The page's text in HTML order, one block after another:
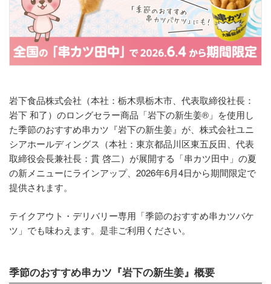
岩下食品株式会社（本社：栃木県栃木市、代表取締役社長：
岩下 和了）のロングセラー商品「岩下の新生姜®」を使用し
た季節のおすすめ串カツ『岩下の新生姜』が、株式会社ユニ
シアホールディングス（本社：東京都品川区東五反田、代表
取締役会長兼社長：貫 啓二）が展開する「串カツ田中」の夏
の新メニューにラインアップ、2026年6月4日から期間限定で
提供されます。
テイクアウト・デリバリー専用「季節のおすすめ串カツバケ
ツ」でも味わえます。是非ご利用ください。
季節のおすすめ串カツ『岩下の新生姜』概要